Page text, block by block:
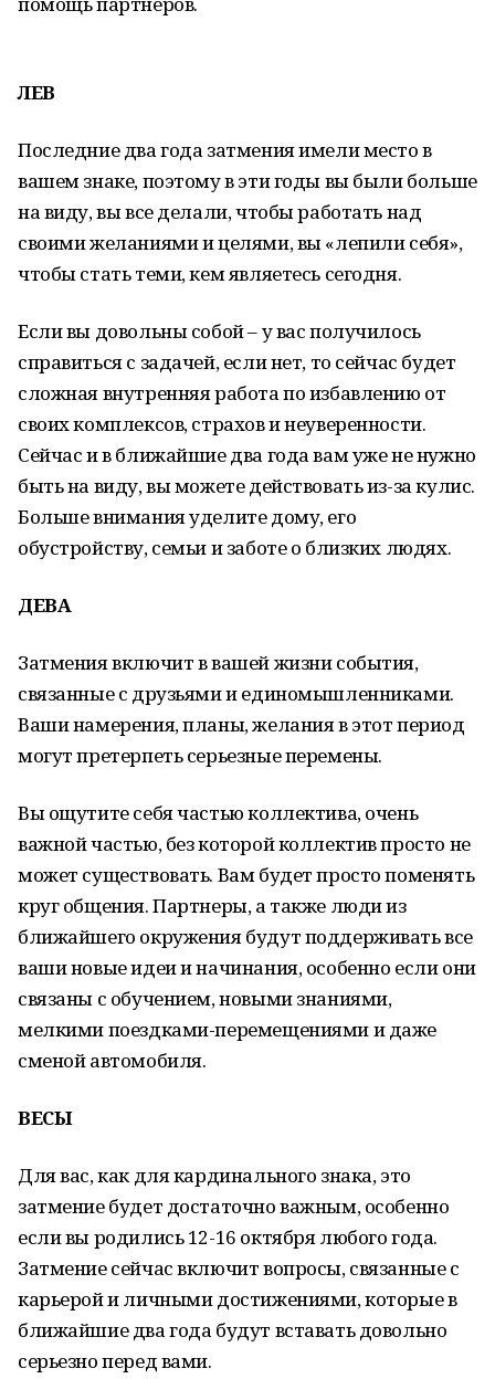
ЛЕВ
Последние два года затмения имели место в
вашем знаке, поэтому в эти годы вы были больше
на виду, вы все делали, чтобы работать над
своими желаниями и целями, вы «лепили себя»,
чтобы стать теми, кем являетесь сегодня.
Если вы довольны собой – у вас получилось
справиться с задачей, если нет, то сейчас будет
сложная внутренняя работа по избавлению от
своих комплексов, страхов и неуверенности.
Сейчас и в ближайшие два года вам уже не нужно
быть на виду, вы можете действовать из-за кулис.
Больше внимания уделите дому, его
обустройству, семьи и заботе о близких людях.
ДЕВА
Затмения включит в вашей жизни события,
связанные с друзьями и единомышленниками.
Ваши намерения, планы, желания в этот период
могут претерпеть серьезные перемены.
Вы ощутите себя частью коллектива, очень
важной частью, без которой коллектив просто не
может существовать. Вам будет просто поменять
круг общения. Партнеры, а также люди из
ближайшего окружения будут поддерживать все
ваши новые идеи и начинания, особенно если они
связаны с обучением, новыми знаниями,
мелкими поездками-перемещениями и даже
сменой автомобиля.
ВЕСЫ
Для вас, как для кардинального знака, это
затмение будет достаточно важным, особенно
если вы родились 12-16 октября любого года.
Затмение сейчас включит вопросы, связанные с
карьерой и личными достижениями, которые в
ближайшие два года будут вставать довольно
серьезно перед вами.